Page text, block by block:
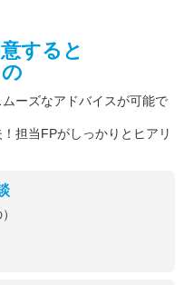
すると
ーズなアドバイスが可能で
担当FPがしっかりとヒアリ